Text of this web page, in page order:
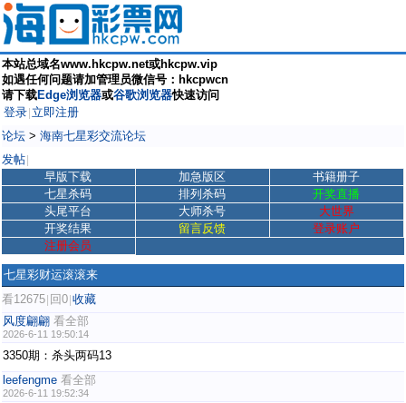
本站总域名www.hkcpw.net或hkcpw.vip
如遇任何问题请加管理员微信号：hkcpwcn
请下载Edge浏览器或谷歌浏览器快速访问
登录 立即注册
论坛 > 海南七星彩交流论坛
发帖
早版下载 加急版区
书籍册子
七星杀码
排列杀码
开奖直播
头尾平台
大师杀号
大世界
开奖结果
留言反馈
登录账户
注册会员
七星彩财运滚滚来
看12675 回0 收藏
风度翩翩 看全部
2026-6-11 19:50:14
3350期：杀头两码13
leefengme 看全部
2026-6-11 19:52:34